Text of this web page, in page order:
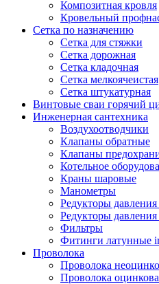
Композитная кровля
Кровельный
Сетка по назначению
Сетка для стяжки
Сетка дорожная
Сетка кладочная
Сетка мелкоячеистая
Сетка штукатурная
Винтовые сваи горячий
Инженерная сантехника
Воздухоотводчики
Клапаны обратные
Клапаны
Котельное
Краны шаровые
Манометры
Редукторы
Редукторы
Фильтры
Фитинги латунные
Проволока
Проволока
Проволока